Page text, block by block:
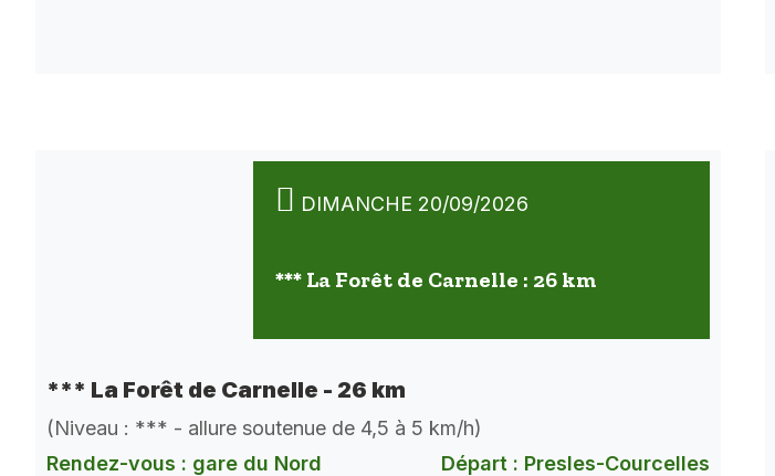
DIMANCHE 20/09/2026
*** La Forêt de Carnelle : 26 km
*** La Forêt de Carnelle - 26 km
(Niveau : *** - allure soutenue de 4,5 à 5 km/h)
Rendez-vous : gare du Nord
Départ : Presles-Courcelles